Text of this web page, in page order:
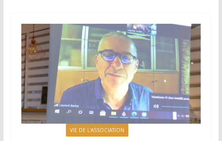
VIE DE L'ASSOCIATION